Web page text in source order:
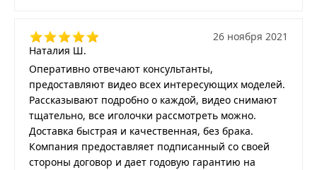
Наталия Ш.
26 ноября 2021
Оперативно отвечают консультанты,
предоставляют видео всех интересующих моделей.
Рассказывают подробно о каждой, видео снимают
тщательно, все иголочки рассмотреть можно.
Доставка быстрая и качественная, без брака.
Компания предоставляет подписанный со своей
стороны договор и дает годовую гарантию на